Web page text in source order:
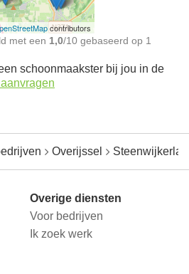
contributors
met een 1,0/10 gebaseerd op 1
schoonmaakster bij jou in de
Overijssel
Overige diensten
Voor bedrijven
Ik zoek werk